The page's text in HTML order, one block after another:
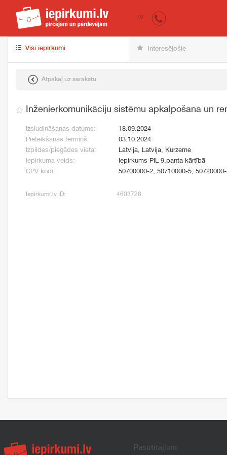
iepirkumi.lv
LV
Visi iepirkumi Interesējošie
Atpakaļ uz sarakstu
Inženierkomunikāciju sistēmu apkalpošana un
Izsludināšanas datums:
18.09.2024
Pieteikšanās termiņš:
03.10.2024
Izpildes/piegādes vieta:
Latvija, Latvija, Kurzeme
Iepirkuma veids:
Iepirkums PIL 9.panta kārtībā
CPV kodi:
50700000-2, 50710000-5,
Iepirkumi.lv ID: 4603728
Pasūtītājiem